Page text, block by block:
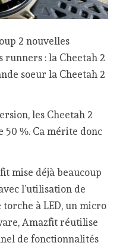
2 nouvelles
runners : la Cheetah 2
soeur la Cheetah 2
les Cheetah 2
50 %. Ca mérite donc
mise déjà beaucoup
l’utilisation de
à LED, un micro
Amazfit réutilise
de fonctionnalités